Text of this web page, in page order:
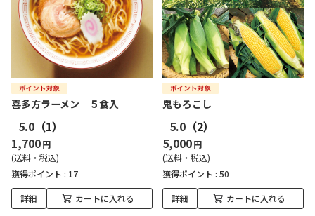
喜多方ラーメン ５食入
5.0 （1）
1,700円
(送料・税込)
獲得ポイント : 17
詳細 カートに入れる
鬼もろこし
5.0 （2）
5,000円
(送料・税込)
獲得ポイント : 50
詳細 カートに入れる